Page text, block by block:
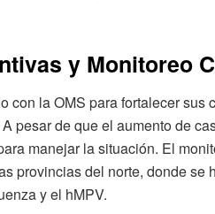
y Monitoreo
con la OMS para fortalecer
pesar de que el aumento de
manejar la situación. El
provincias del norte, donde se
y el hMPV.